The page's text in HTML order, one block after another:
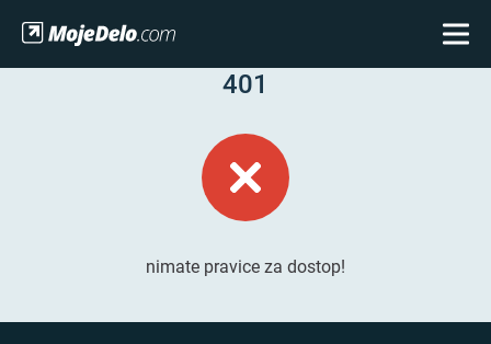
401
nimate pravice za dostop!